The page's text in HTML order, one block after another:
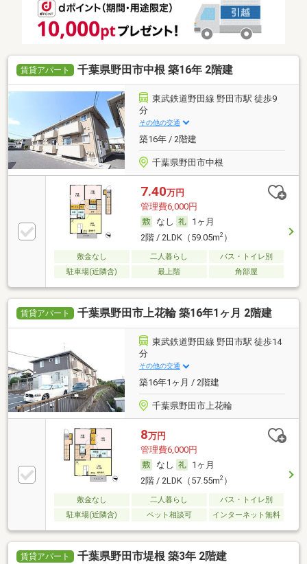
賃貸アパート 千葉県野田市中根 築16年 2階建
東武鉄道野田線 野田市駅 徒歩9
分
その他の交通
築16年 / 2階建
千葉県野田市中根
7.40万円
管理費6,000円
なし
1ヶ月
2階 / 2LDK（59.05m2）
敷金なし 二人暮らし
バス・トイレ別
駐車場(近隣含)
最上階 角部屋
賃貸アパート 千葉県野田市上花輪 築16年1ヶ月 2階建
東武鉄道野田線 野田市駅 徒歩14
分
その他の交通
築16年1ヶ月 / 2階建
千葉県野田市上花輪
8万円
管理費6,000円
なし
1ヶ月
2階 / 2LDK（57.55m2）
敷金なし 二人暮らし
バス・トイレ別
駐車場(近隣含)
ペット相談可 インターネット無料
賃貸アパート 千葉県野田市堤根 築3年 2階建